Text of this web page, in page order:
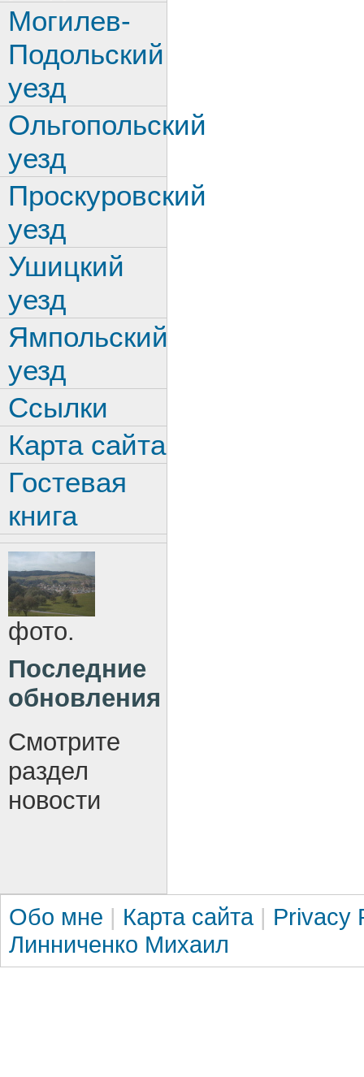
Могилев-
Подольский
уезд
Ольгопольский
уезд
Проскуровский
уезд
Ушицкий
уезд
Ямпольский
уезд
Ссылки
Карта сайта
Гостевая
книга
фото.
Последние
обновления
Смотрите
раздел
новости
Обо мне | Карта сайта | Privacy
Линниченко Михаил